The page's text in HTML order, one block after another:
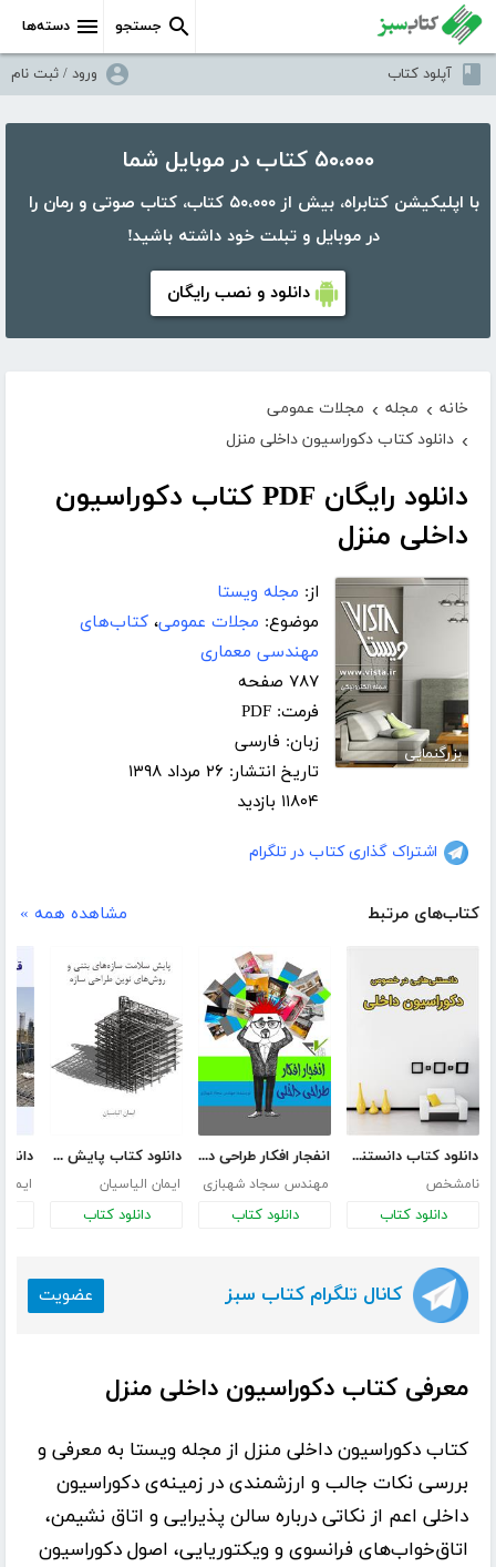
دسته‌ها جستجو
آپلود کتاب ورود / ثبت نام
۵۰،۰۰۰ کتاب در موبایل شما
با اپلیکیشن کتابراه، بیش از ۵۰،۰۰۰ کتاب، کتاب صوتی و رمان را
در موبایل و تبلت خود داشته باشید!
دانلود و نصب رایگان
خانه › مجله › مجلات عمومی
› دانلود کتاب دکوراسیون داخلی منزل
دانلود رایگان PDF کتاب دکوراسیون
داخلی منزل
بزرگنمایی
از: مجله ویستا
موضوع: مجلات عمومی، کتاب‌های
مهندسی معماری
۷۸۷ صفحه
فرمت: PDF
زبان: فارسی
تاریخ انتشار: ۲۶ مرداد ۱۳۹۸
۱۱۸۰۴ بازدید
اشتراک گذاری کتاب در تلگرام
کتاب‌های مرتبط مشاهده همه »
دانلود کتاب دانستنی‌هایی در خصوص دکوراسیون داخلی
نامشخص
دانلود کتاب
انفجار افکار طراحی داخلی
مهندس سجاد شهبازی
دانلود کتاب
دانلود کتاب پایش سلامت سازه‌های بتنی و روش‌های نوین طراحی سازه
ایمان الیاسیان
دانلود کتاب
کانال تلگرام کتاب سبز عضویت
معرفی کتاب دکوراسیون داخلی منزل
کتاب دکوراسیون داخلی منزل از مجله ویستا به معرفی و
بررسی نکات جالب و ارزشمندی در زمینه‌ی دکوراسیون
داخلی اعم از نکاتی درباره سالن پذیرایی و اتاق نشیمن،
اتاق‌خواب‌های فرانسوی و ویکتوریایی، اصول دکوراسیون